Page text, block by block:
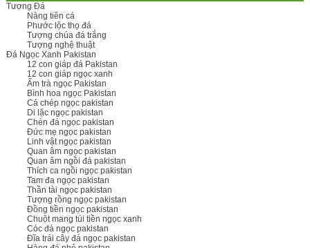
Tượng Đá
Nàng tiên cá
Phước lộc thọ đá
Tượng chúa đá trắng
Tượng nghệ thuật
Đá Ngọc Xanh Pakistan
12 con giáp đá Pakistan
12 con giáp ngọc xanh
Ấm trà ngọc Pakistan
Bình hoa ngọc Pakistan
Cá chép ngọc pakistan
Di lặc ngọc pakistan
Chén đá ngọc pakistan
Đức mẹ ngọc pakistan
Linh vật ngọc pakistan
Quan âm ngọc pakistan
Quan âm ngồi đá pakistan
Thích ca ngồi ngọc pakistan
Tam đa ngọc pakistan
Thần tài ngọc pakistan
Tượng rồng ngọc pakistan
Đồng tiền ngọc pakistan
Chuột mang túi tiền ngọc xanh
Cóc đá ngọc pakistan
Đĩa trái cây đá ngọc pakistan